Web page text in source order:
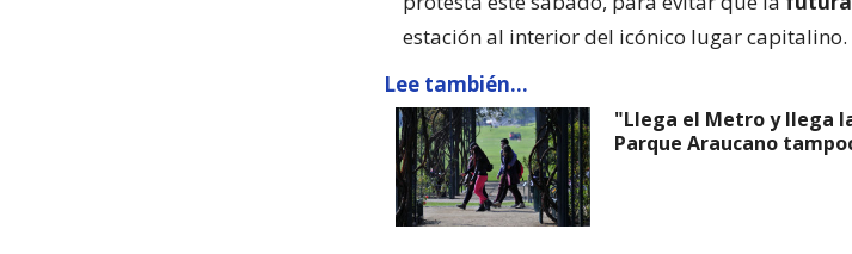
estación al interior del icónico lugar capitalino.
Lee también...
"Llega el Metro y llega
Parque Araucano